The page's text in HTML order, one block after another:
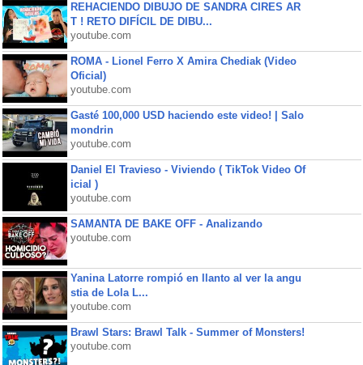
REHACIENDO DIBUJO DE SANDRA CIRES AR
T ! RETO DIFÍCIL DE DIBU...
youtube.com
ROMA - Lionel Ferro X Amira Chediak (Video
Oficial)
youtube.com
Gasté 100,000 USD haciendo este video! | Salo
mondrin
youtube.com
Daniel El Travieso - Viviendo ( TikTok Video Of
icial )
youtube.com
SAMANTA DE BAKE OFF - Analizando
youtube.com
Yanina Latorre rompió en llanto al ver la angu
stia de Lola L...
youtube.com
Brawl Stars: Brawl Talk - Summer of Monsters!
youtube.com